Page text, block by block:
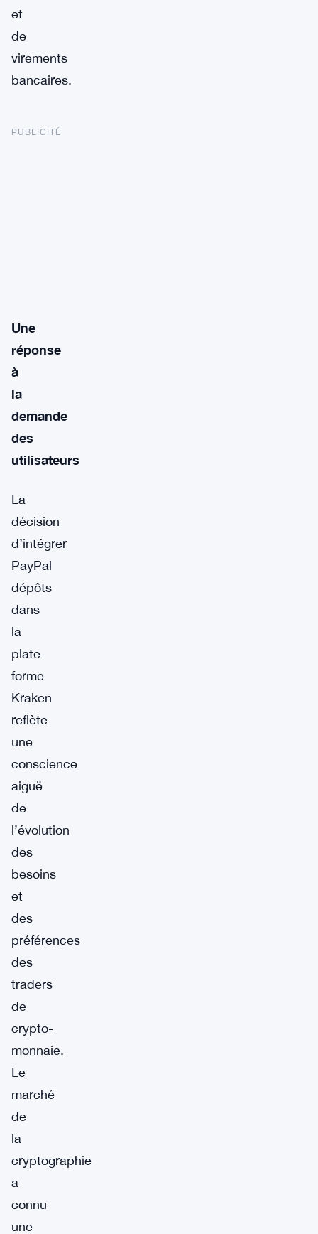
et
de
virements
bancaires.
PUBLICITÉ
Une
réponse
à
la
demande
des
utilisateurs
La
décision
d’intégrer
PayPal
dépôts
dans
la
plate-
forme
Kraken
reflète
une
conscience
aiguë
de
l’évolution
des
besoins
et
des
préférences
des
traders
de
crypto-
monnaie.
Le
marché
de
la
cryptographie
a
connu
une